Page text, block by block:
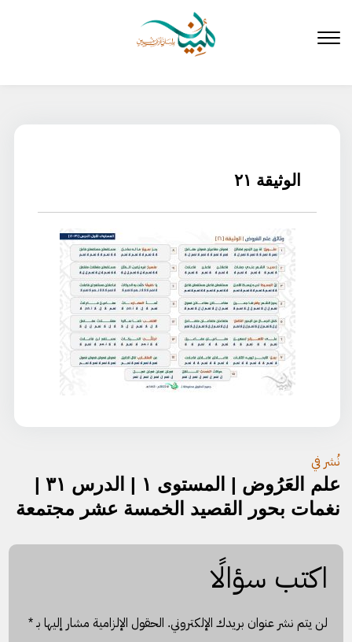
المحتوى
الوثيقة ٢١
تصفّح
المقالات
نُشر في
علم العَرُوض | المستوى ١ | الدرس ٣١ |
نغمات بحور القصيد الخمسة عشر مجتمعة
اكتب سؤالًا
لن يتم نشر عنوان بريدك الإلكتروني. الحقول الإلزامية مشار إليها بـ*